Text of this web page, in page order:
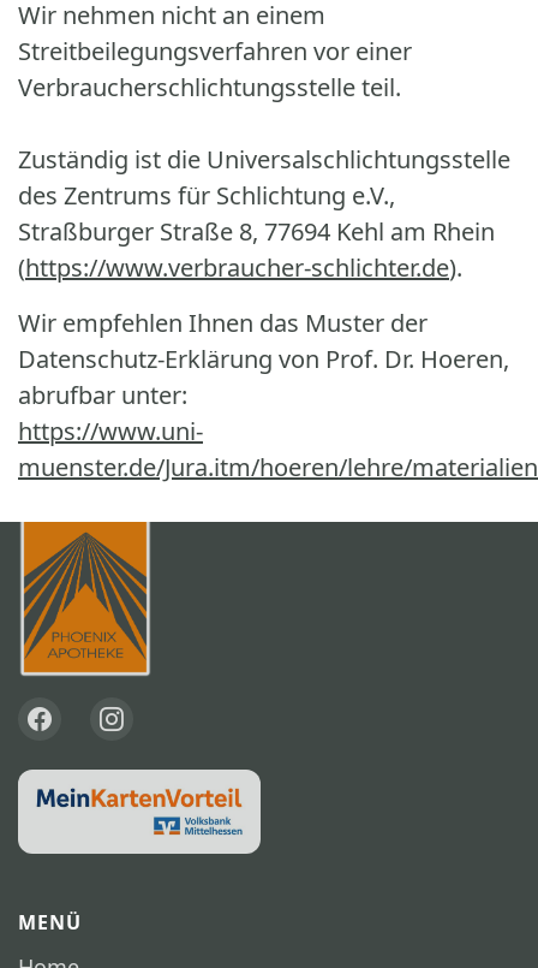
Wir nehmen nicht an einem
Streitbeilegungsverfahren vor einer
Verbraucherschlichtungsstelle teil.
Zuständig ist die Universalschlichtungsstelle
des Zentrums für Schlichtung e.V.,
Straßburger Straße 8, 77694 Kehl am Rhein
(https://www.verbraucher-schlichter.de).
Wir empfehlen Ihnen das Muster der
Datenschutz-Erklärung von Prof. Dr. Hoeren,
abrufbar unter:
https://www.uni-
muenster.de/Jura.itm/hoeren/lehre/
MENÜ